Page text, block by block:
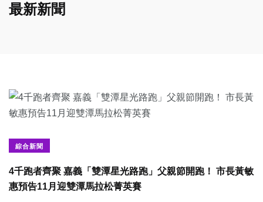
最新新聞
綜合新聞
4千跑者齊聚 嘉義「雙潭星光路跑」父親節開跑！ 市長黃敏
惠預告11月迎雙潭馬拉松菁英賽